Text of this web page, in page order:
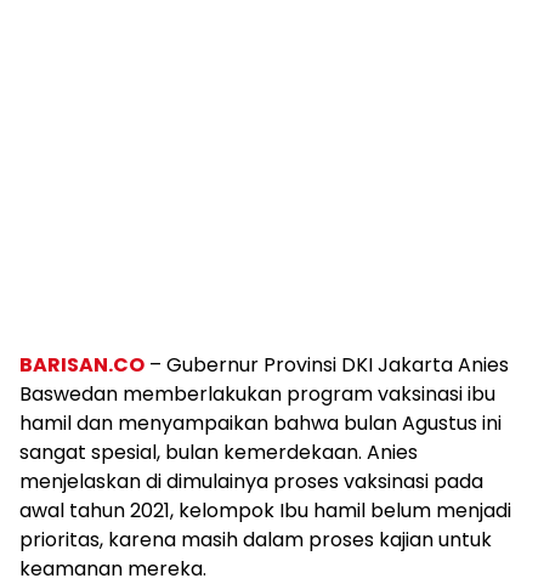
BARISAN.CO – Gubernur Provinsi DKI Jakarta Anies
Baswedan memberlakukan program vaksinasi ibu
hamil dan menyampaikan bahwa bulan Agustus ini
sangat spesial, bulan kemerdekaan. Anies
menjelaskan di dimulainya proses vaksinasi pada
awal tahun 2021, kelompok Ibu hamil belum menjadi
prioritas, karena masih dalam proses kajian untuk
keamanan mereka.